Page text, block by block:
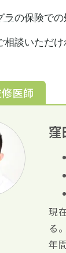
ラの保険での
相談いただ
医師
窪
現
る。
年